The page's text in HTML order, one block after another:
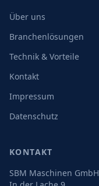
Über uns
Branchenlösungen
Technik & Vorteile
Kontakt
Impressum
Datenschutz
KONTAKT
SBM Maschinen GmbH